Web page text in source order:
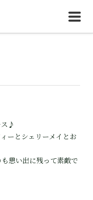
ス♪
ーとシェリーメイとお
思い出に残って素敵で